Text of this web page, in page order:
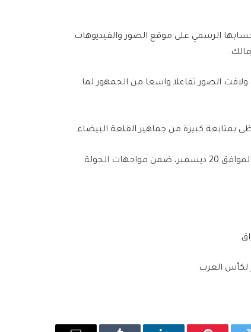
الرسمي على موقع الصور والفيديوهات
الصور تفاعلا واسعا من الجمهور لما
بمتابعة كبيرة من جماهير القلعة البيضاء.
ومن المقرر أن يلاقي نادي الزمالك نظيره حرس الحدود، يوم السبت الموافق 20 ديسمبر، ضمن مواجهات الجولة
لكأس العرب